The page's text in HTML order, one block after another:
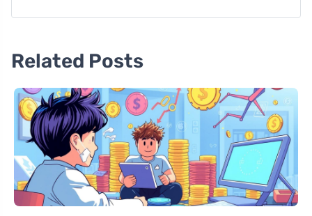
Related Posts